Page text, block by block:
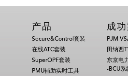
产品
Secure&Control套装
在线ATC套装
SuperOPF套装
PMU辅助实时工具
成功
PJM
田纳西
东京电
-BCU系